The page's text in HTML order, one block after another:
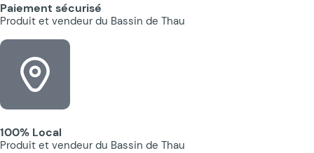
Paiement sécurisé
Produit et vendeur du Bassin de Thau
100% Local
Produit et vendeur du Bassin de Thau